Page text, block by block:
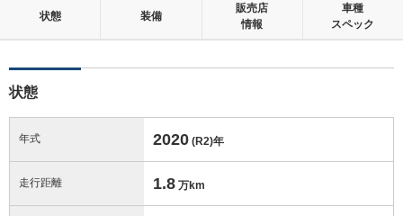
状態 装備
販売店
情報
車種
スペック
状態
年式 2020 (R2)年
走行距離 1.8 万km